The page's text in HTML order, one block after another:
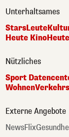
Unterhaltsames
StarsLeute
Heute Kino
Nützliches
Sport
Wohnen
Externe Angebote
NewsFlix